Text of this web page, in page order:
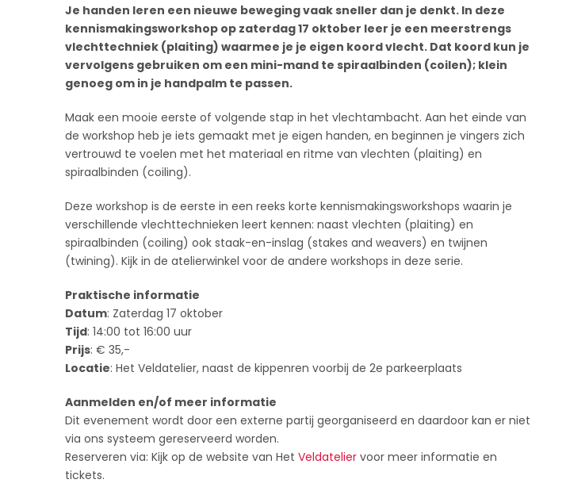
Je handen leren een nieuwe beweging vaak sneller dan je denkt. In deze
kennismakingsworkshop op zaterdag 17 oktober leer je een meerstrengs
vlechttechniek (plaiting) waarmee je je eigen koord vlecht. Dat koord kun je
vervolgens gebruiken om een mini-mand te spiraalbinden (coilen); klein
genoeg om in je handpalm te passen.
Maak een mooie eerste of volgende stap in het vlechtambacht. Aan het einde van
de workshop heb je iets gemaakt met je eigen handen, en beginnen je vingers zich
vertrouwd te voelen met het materiaal en ritme van vlechten (plaiting) en
spiraalbinden (coiling).
Deze workshop is de eerste in een reeks korte kennismakingsworkshops waarin je
verschillende vlechttechnieken leert kennen: naast vlechten (plaiting) en
spiraalbinden (coiling) ook staak-en-inslag (stakes and weavers) en twijnen
(twining). Kijk in de atelierwinkel voor de andere workshops in deze serie.
Praktische informatie
Datum: Zaterdag 17 oktober
Tijd: 14:00 tot 16:00 uur
Prijs: € 35,-
Locatie: Het Veldatelier, naast de kippenren voorbij de 2e parkeerplaats
Aanmelden en/of meer informatie
Dit evenement wordt door een externe partij georganiseerd en daardoor kan er niet
via ons systeem gereserveerd worden.
Reserveren via: Kijk op de website van Het Veldatelier voor meer informatie en
tickets.